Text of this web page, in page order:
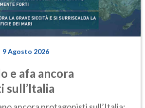
9 Agosto 2026
e afa ancora
sull’Italia